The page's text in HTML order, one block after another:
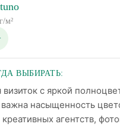
м²
ВЫБИРАТЬ:
визиток с яркой
важна насыщенность
агентств,